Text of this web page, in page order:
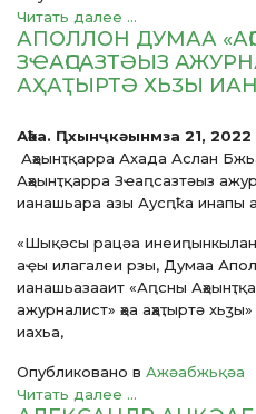
Читать далее ...
АПОЛЛОН ДУМАА
ЗҼАԤСАЗТӘЫЗ
АҲАҬЫРТӘ ХЬӠЫ
Аҟәа. Ԥхынҷкәынмза 21,
Аҳәынҭқарра Ахада Аслан
Аҳәынҭқарра Зҽаԥсазтәыз
ианашьара азы Аусԥҟа инапы
«Шықәсы рацәа
аҿы илагалеи рзы, Думаа
ианашьазааит «Аԥсны
ажурналист» ҳәа аҳаҭыртә
иахьа,
Опубликовано в Ажәабжьқәа
Читать далее ...